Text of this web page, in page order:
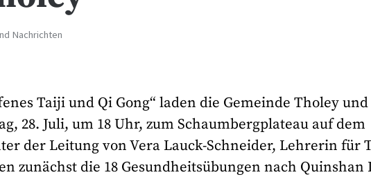
Nachrichten
Taiji und Qi Gong“ laden die Gemeinde Tholey
28. Juli, um 18 Uhr, zum Schaumbergplateau auf dem
der Leitung von Vera Lauck-Schneider, Lehrerin für
zunächst die 18 Gesundheitsübungen nach Quinshan